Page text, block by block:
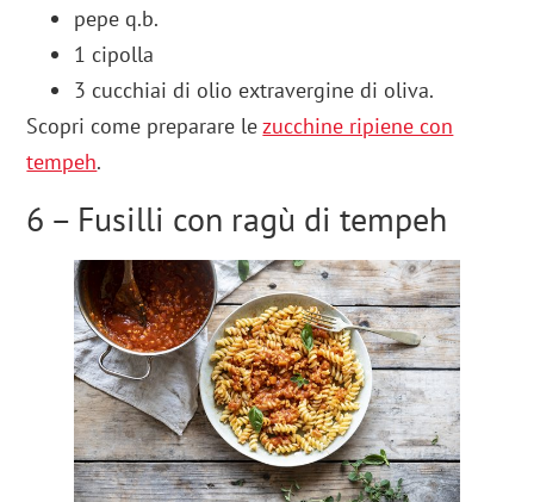
pepe q.b.
1 cipolla
3 cucchiai di olio extravergine di oliva.
Scopri come preparare lezucchine ripiene con
tempeh.
6 – Fusilli con ragù di tempeh